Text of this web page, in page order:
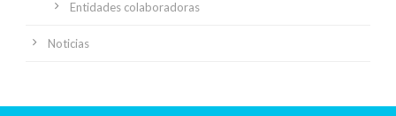
Entidades colaboradoras
Noticias